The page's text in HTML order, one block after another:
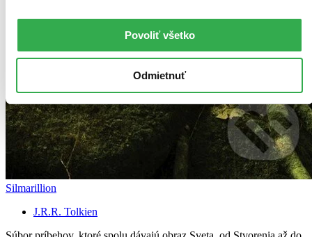
Povoliť všetko
Odmietnuť
Silmarillion
J.R.R. Tolkien